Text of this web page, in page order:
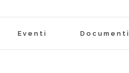
Eventi Documenti